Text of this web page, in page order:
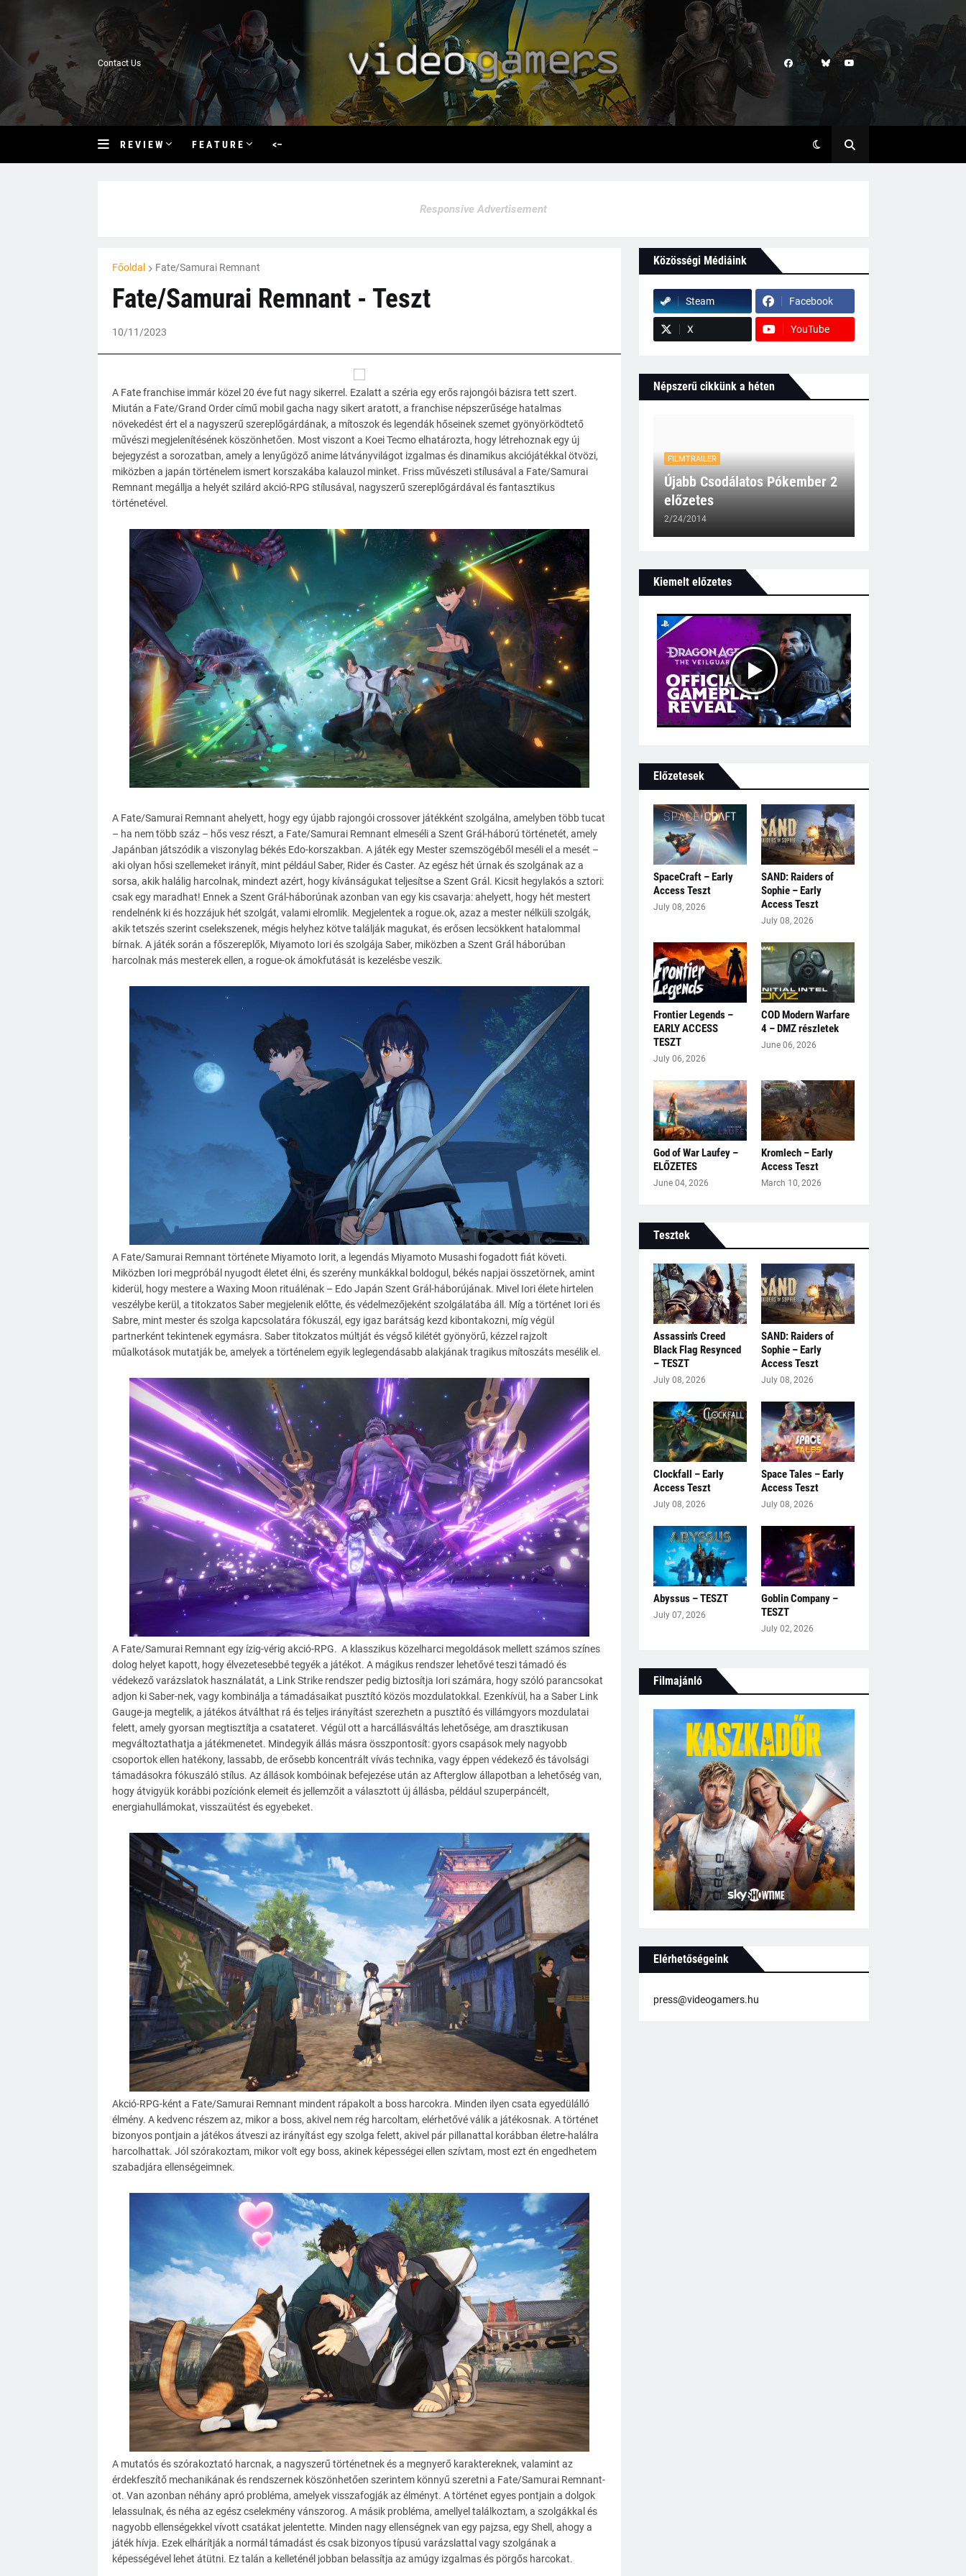
Contact Us
R E V I E W F E A T U R E <–
Responsive Advertisement
Főoldal Fate/Samurai Remnant
Fate/Samurai Remnant - Teszt
10/11/2023
A Fate franchise immár közel 20 éve fut nagy sikerrel. Ezalatt a széria egy erős rajongói bázisra tett szert.
Miután a Fate/Grand Order című mobil gacha nagy sikert aratott, a franchise népszerűsége hatalmas
növekedést ért el a nagyszerű szereplőgárdának, a mítoszok és legendák hőseinek szemet gyönyörködtető
művészi megjelenítésének köszönhetően. Most viszont a Koei Tecmo elhatározta, hogy létrehoznak egy új
bejegyzést a sorozatban, amely a lenyűgöző anime látványvilágot izgalmas és dinamikus akciójátékkal ötvözi,
miközben a japán történelem ismert korszakába kalauzol minket. Friss művészeti stílusával a Fate/Samurai
Remnant megállja a helyét szilárd akció-RPG stílusával, nagyszerű szereplőgárdával és fantasztikus
történetével.
A Fate/Samurai Remnant ahelyett, hogy egy újabb rajongói crossover játékként szolgálna, amelyben több tucat
– ha nem több száz – hős vesz részt, a Fate/Samurai Remnant elmeséli a Szent Grál-háború történetét, amely
Japánban játszódik a viszonylag békés Edo-korszakban. A játék egy Mester szemszögéből meséli el a mesét –
aki olyan hősi szellemeket irányít, mint például Saber, Rider és Caster. Az egész hét úrnak és szolgának az a
sorsa, akik halálig harcolnak, mindezt azért, hogy kívánságukat teljesítse a Szent Grál. Kicsit hegylakós a sztori:
csak egy maradhat! Ennek a Szent Grál-háborúnak azonban van egy kis csavarja: ahelyett, hogy hét mestert
rendelnénk ki és hozzájuk hét szolgát, valami elromlik. Megjelentek a rogue.ok, azaz a mester nélküli szolgák,
akik tetszés szerint cselekszenek, mégis helyhez kötve találják magukat, és erősen lecsökkent hatalommal
bírnak. A játék során a főszereplők, Miyamoto Iori és szolgája Saber, miközben a Szent Grál háborúban
harcolnak más mesterek ellen, a rogue-ok ámokfutását is kezelésbe veszik.
A Fate/Samurai Remnant története Miyamoto Iorit, a legendás Miyamoto Musashi fogadott fiát követi.
Miközben Iori megpróbál nyugodt életet élni, és szerény munkákkal boldogul, békés napjai összetörnek, amint
kiderül, hogy mestere a Waxing Moon rituálénak – Edo Japán Szent Grál-háborújának. Mivel Iori élete hirtelen
veszélybe kerül, a titokzatos Saber megjelenik előtte, és védelmezőjeként szolgálatába áll. Míg a történet Iori és
Sabre, mint mester és szolga kapcsolatára fókuszál, egy igaz barátság kezd kibontakozni, míg végül
partnerként tekintenek egymásra. Saber titokzatos múltját és végső kilétét gyönyörű, kézzel rajzolt
műalkotások mutatják be, amelyek a történelem egyik leglegendásabb alakjának tragikus mítoszáts mesélik el.
A Fate/Samurai Remnant egy ízig-vérig akció-RPG. A klasszikus közelharci megoldások mellett számos színes
dolog helyet kapott, hogy élvezetesebbé tegyék a játékot. A mágikus rendszer lehetővé teszi támadó és
védekező varázslatok használatát, a Link Strike rendszer pedig biztosítja Iori számára, hogy szóló parancsokat
adjon ki Saber-nek, vagy kombinálja a támadásaikat pusztító közös mozdulatokkal. Ezenkívül, ha a Saber Link
Gauge-ja megtelik, a játékos átválthat rá és teljes irányítást szerezhetn a pusztító és villámgyors mozdulatai
felett, amely gyorsan megtisztítja a csatateret. Végül ott a harcállásváltás lehetősége, am drasztikusan
megváltoztathatja a játékmenetet. Mindegyik állás másra összpontosít: gyors csapások mely nagyobb
csoportok ellen hatékony, lassabb, de erősebb koncentrált vívás technika, vagy éppen védekező és távolsági
támadásokra fókuszáló stílus. Az állások kombóinak befejezése után az Afterglow állapotban a lehetőség van,
hogy átvigyük korábbi pozíciónk elemeit és jellemzőit a választott új állásba, például szuperpáncélt,
energiahullámokat, visszaütést és egyebeket.
Akció-RPG-ként a Fate/Samurai Remnant mindent rápakolt a boss harcokra. Minden ilyen csata egyedülálló
élmény. A kedvenc részem az, mikor a boss, akivel nem rég harcoltam, elérhetővé válik a játékosnak. A történet
bizonyos pontjain a játékos átveszi az irányítást egy szolga felett, akivel pár pillanattal korábban életre-halálra
harcolhattak. Jól szórakoztam, mikor volt egy boss, akinek képességei ellen szívtam, most ezt én engedhetem
szabadjára ellenségeimnek.
A mutatós és szórakoztató harcnak, a nagyszerű történetnek és a megnyerő karaktereknek, valamint az
érdekfeszítő mechanikának és rendszernek köszönhetően szerintem könnyű szeretni a Fate/Samurai Remnant-
ot. Van azonban néhány apró probléma, amelyek visszafogják az élményt. A történet egyes pontjain a dolgok
lelassulnak, és néha az egész cselekmény vánszorog. A másik probléma, amellyel találkoztam, a szolgákkal és
nagyobb ellenségekkel vívott csatákat jelentette. Minden nagy ellenségnek van egy pajzsa, egy Shell, ahogy a
játék hívja. Ezek elhárítják a normál támadást és csak bizonyos típusú varázslattal vagy szolgának a
képességével lehet átütni. Ez talán a kelleténél jobban belassítja az amúgy izgalmas és pörgős harcokat.
Közösségi Médiáink
Steam Facebook
X YouTube
Népszerű cikkünk a héten
FILMTRAILER
Újabb Csodálatos Pókember 2
előzetes
2/24/2014
Kiemelt előzetes
Előzetesek
SpaceCraft – Early
Access Teszt
July 08, 2026
SAND: Raiders of
Sophie – Early
Access Teszt
July 08, 2026
Frontier Legends –
EARLY ACCESS
TESZT
July 06, 2026
COD Modern Warfare
4 – DMZ részletek
June 06, 2026
God of War Laufey –
ELŐZETES
June 04, 2026
Kromlech – Early
Access Teszt
March 10, 2026
Tesztek
Assassin's Creed
Black Flag Resynced
– TESZT
July 08, 2026
SAND: Raiders of
Sophie – Early
Access Teszt
July 08, 2026
Clockfall – Early
Access Teszt
July 08, 2026
Space Tales – Early
Access Teszt
July 08, 2026
Abyssus – TESZT
July 07, 2026
Goblin Company –
TESZT
July 02, 2026
Filmajánló
Elérhetőségeink
press@videogamers.hu